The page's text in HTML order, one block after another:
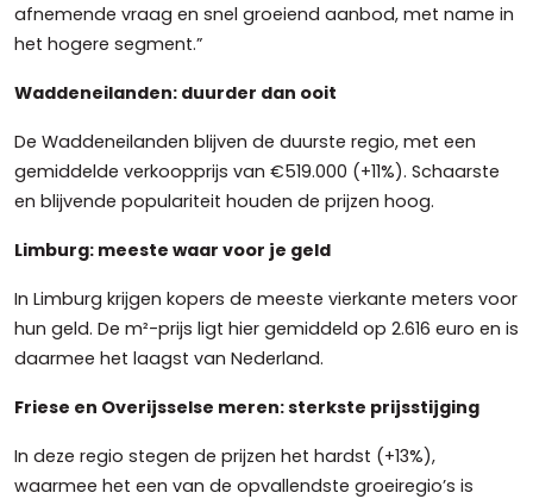
afnemende vraag en snel groeiend aanbod, met name in
het hogere segment.”
Waddeneilanden: duurder dan ooit
De Waddeneilanden blijven de duurste regio, met een
gemiddelde verkoopprijs van €519.000 (+11%). Schaarste
en blijvende populariteit houden de prijzen hoog.
Limburg: meeste waar voor je geld
In Limburg krijgen kopers de meeste vierkante meters voor
hun geld. De m²-prijs ligt hier gemiddeld op 2.616 euro en is
daarmee het laagst van Nederland.
Friese en Overijsselse meren: sterkste prijsstijging
In deze regio stegen de prijzen het hardst (+13%),
waarmee het een van de opvallendste groeiregio’s is